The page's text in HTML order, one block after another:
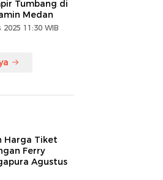
Tumbang di
Medan
11:30 WIB
Harga Tiket
Ferry
Agustus